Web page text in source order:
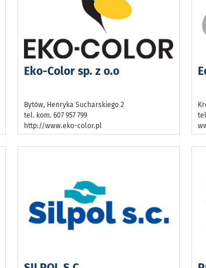
Eko-Color sp. z o.o
Bytów, Henryka Sucharskiego 2
tel. kom. 607 957 799
http://www.eko-color.pl